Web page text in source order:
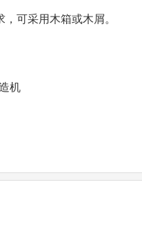
可采用木箱或木屑。
机